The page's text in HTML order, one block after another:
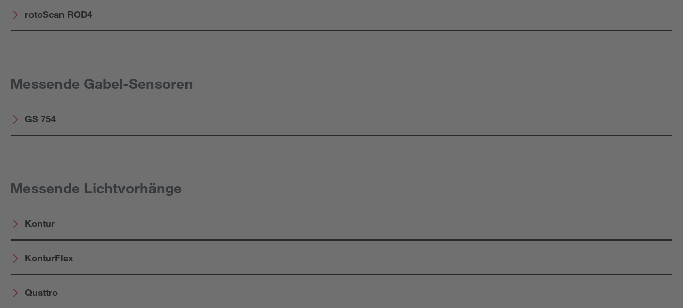
rotoScan ROD4
Messende Gabel-Sensoren
GS 754
Messende Lichtvorhänge
Kontur
KonturFlex
Quattro